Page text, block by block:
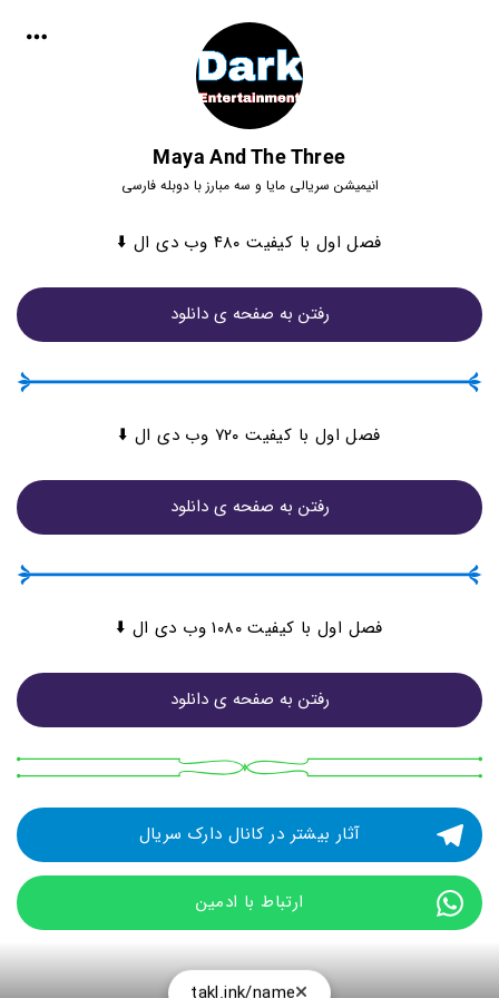
Maya And The Three
انیمیشن سریالی مایا و سه مبارز با دوبله فارسی
فصل اول با کیفیت ۴۸۰ وب دی ال ⬇️
رفتن به صفحه ی دانلود
فصل اول با کیفیت ۷۲۰ وب دی ال ⬇️
رفتن به صفحه ی دانلود
فصل اول با کیفیت ۱۰۸۰ وب دی ال ⬇️
رفتن به صفحه ی دانلود
آثار بیشتر در کانال دارک سریال
ارتباط با ادمین
takl.ink/name